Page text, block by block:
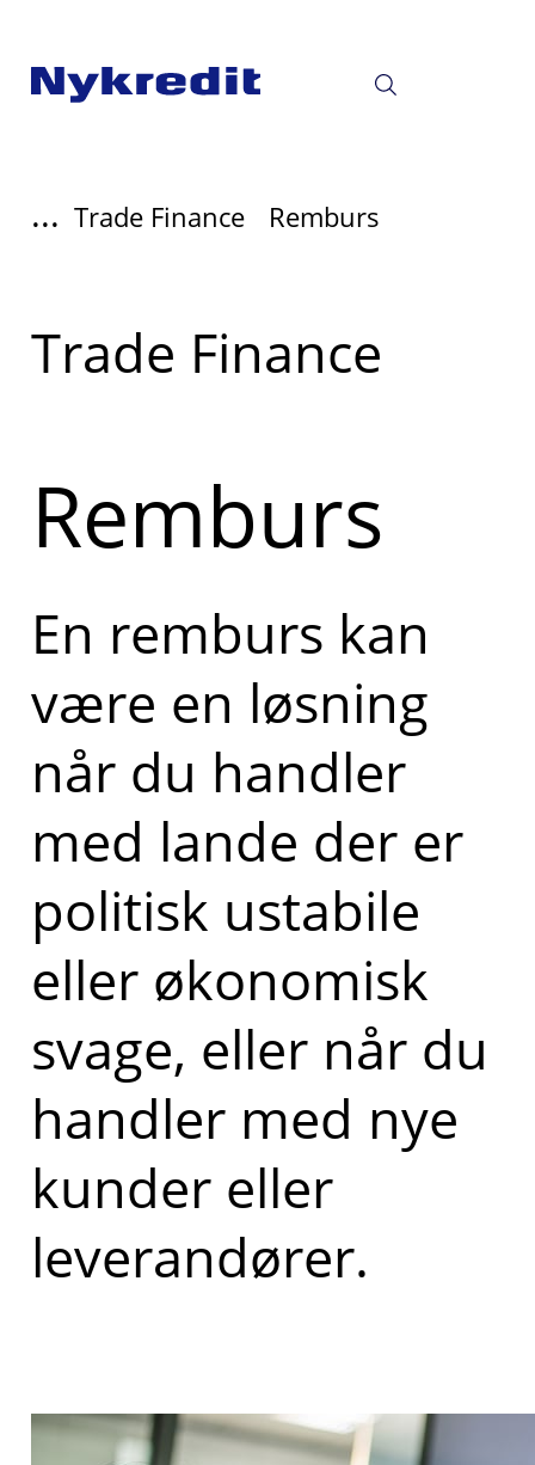
... Trade Finance Remburs
Read
more
Trade Finance
Remburs
En remburs kan
være en løsning
når du handler
med lande der er
politisk ustabile
eller økonomisk
svage, eller når du
handler med nye
kunder eller
leverandører.